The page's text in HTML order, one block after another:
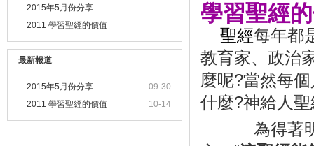
2015年5月份分享
2011 學習聖經的價值
最新報道
09-30
2015年5月份分享
10-14
2011 學習聖經的價值
學習聖經
聖經每年都
教育家、政治
麼呢?當然每
什麼?神給人
為得著明